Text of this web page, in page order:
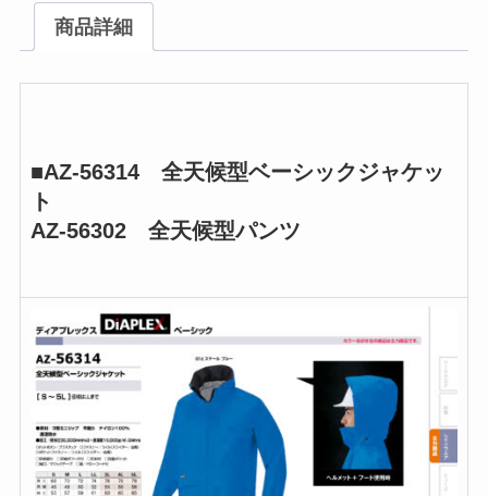
商品詳細
■AZ-56314 全天候型ベーシックジャケッ
ト
AZ-56302 全天候型パンツ